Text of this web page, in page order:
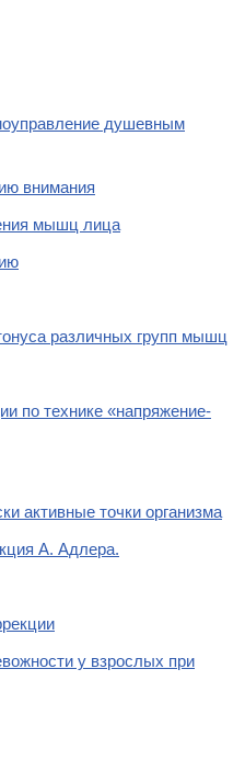
душевным
внимания
мышц лица
различных групп мышц
по технике «напряжение-
активные точки организма
А. Адлера.
у взрослых при